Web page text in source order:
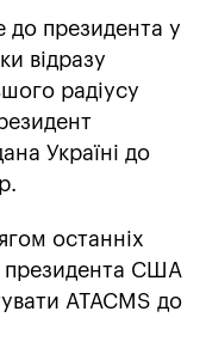
до президента у
відразу
радіусу
Україні до
останніх
президента США
ATACMS до